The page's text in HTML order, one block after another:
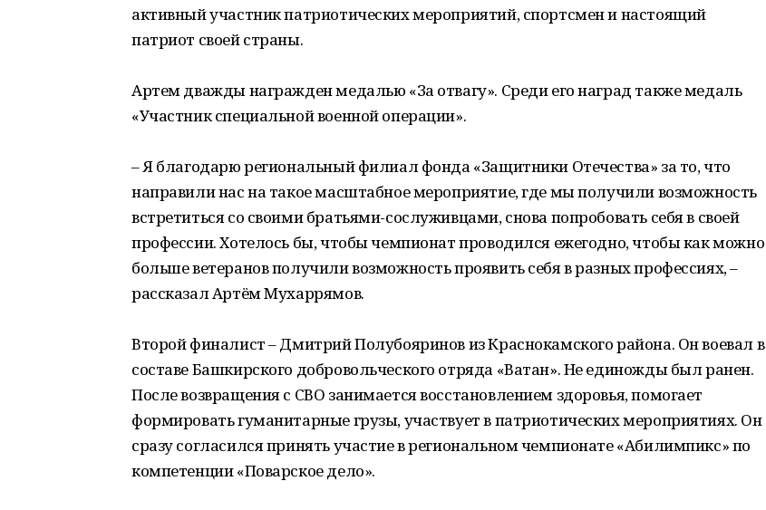
активный участник патриотических мероприятий, спортсмен и настоящий
патриот своей страны.
Артем дважды награжден медалью «За отвагу». Среди его наград также медаль
«Участник специальной военной операции».
– Я благодарю региональный филиал фонда «Защитники Отечества» за то, что
направили нас на такое масштабное мероприятие, где мы получили возможность
встретиться со своими братьями-сослуживцами, снова попробовать себя в своей
профессии. Хотелось бы, чтобы чемпионат проводился ежегодно, чтобы как можно
больше ветеранов получили возможность проявить себя в разных профессиях, –
рассказал Артём Мухаррямов.
Второй финалист – Дмитрий Полубояринов из Краснокамского района. Он воевал в
составе Башкирского добровольческого отряда «Ватан». Не единожды был ранен.
После возвращения с СВО занимается восстановлением здоровья, помогает
формировать гуманитарные грузы, участвует в патриотических мероприятиях. Он
сразу согласился принять участие в региональном чемпионате «Абилимпикс» по
компетенции «Поварское дело».